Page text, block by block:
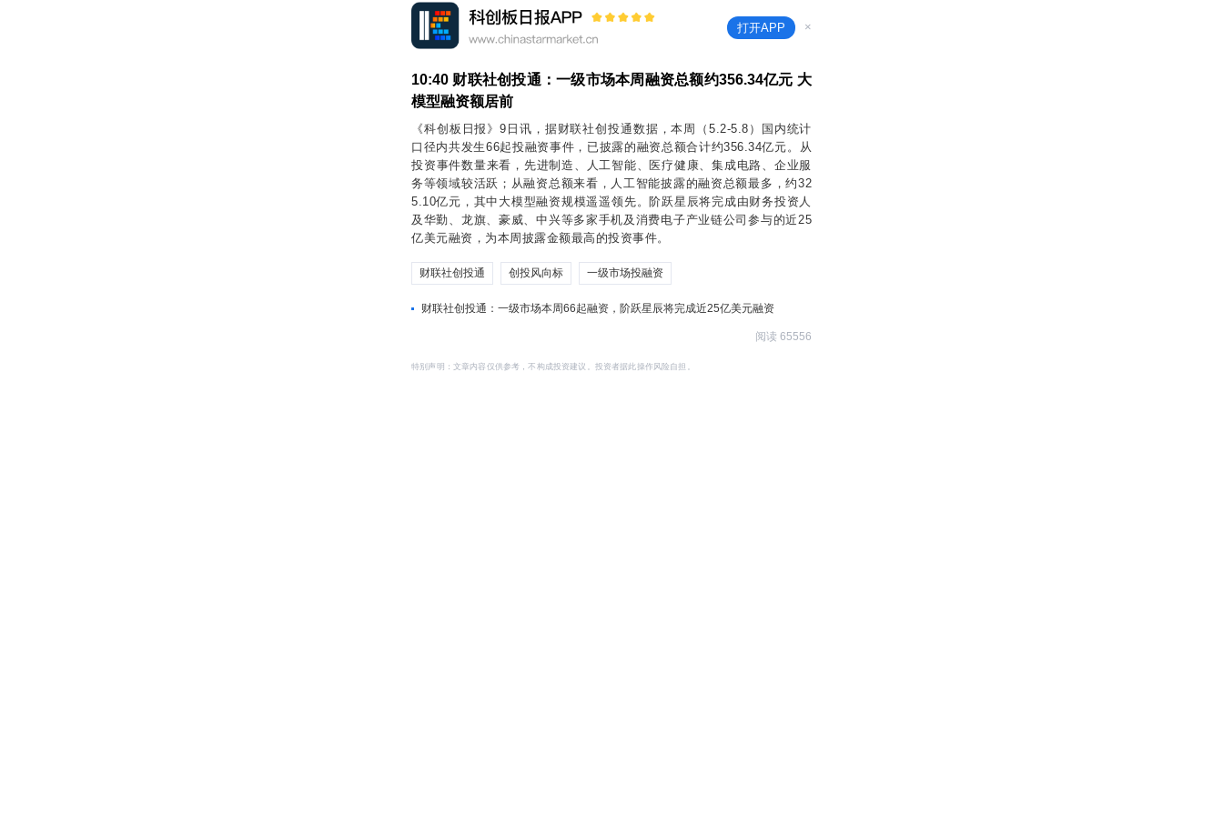
打开APP ×
10:40 财联社创投通：一级市场本周融资总额约356.34亿元 大
模型融资额居前
《科创板日报》9日讯，据财联社创投通数据，本周（5.2-5.8）国内统计
口径内共发生66起投融资事件，已披露的融资总额合计约356.34亿元。从
投资事件数量来看，先进制造、人工智能、医疗健康、集成电路、企业服
务等领域较活跃；从融资总额来看，人工智能披露的融资总额最多，约32
5.10亿元，其中大模型融资规模遥遥领先。阶跃星辰将完成由财务投资人
及华勤、龙旗、豪威、中兴等多家手机及消费电子产业链公司参与的近25
亿美元融资，为本周披露金额最高的投资事件。
财联社创投通 创投风向标 一级市场投融资
财联社创投通：一级市场本周66起融资，阶跃星辰将完成近25亿美元融资
阅读 65556
特别声明：文章内容仅供参考，不构成投资建议。投资者据此操作风险自担。